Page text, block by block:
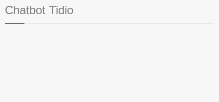
Chatbot Tidio